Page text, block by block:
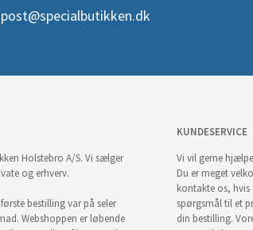
post@specialbutikken.dk
Holstebro A/S. Vi sælger
og erhverv.
bestilling var på seler
Webshoppen er løbende
KUNDESERVICE
Vi vil gerne
Du er meget
kontakte os, hvis
spørgsmål til et
din bestilling.